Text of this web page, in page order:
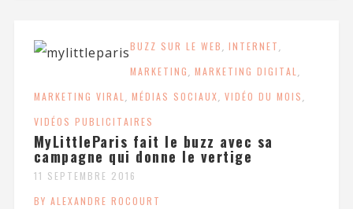
BUZZ SUR LE WEB, INTERNET,
MARKETING, MARKETING DIGITAL ,
MARKETING VIRAL , MÉDIAS SOCIAUX, VIDÉO DU MOIS,
VIDÉOS PUBLICITAIRES
MyLittleParis fait le buzz avec sa
campagne qui donne le vertige
11 SEPTEMBRE 2016
BY ALEXANDRE ROCOURT